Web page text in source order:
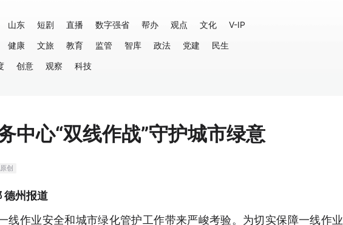
山东 短剧 直播 数字强省 帮办 观点 文化
V-IP
健康 文旅 教育 监管 智库 政法 党建
民生
创意 观察 科技
中心“双线作战”守护城市绿意
原创
德州报道
线作业安全和城市绿化管护工作带来严峻考验。为切实保障一线作业